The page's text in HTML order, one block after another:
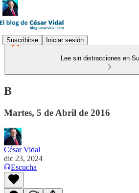
Suscribirse Iniciar sesión
Lee sin distracciones en
B
Martes, 5 de Abril de 2016
César Vidal
dic 23, 2024
Escucha